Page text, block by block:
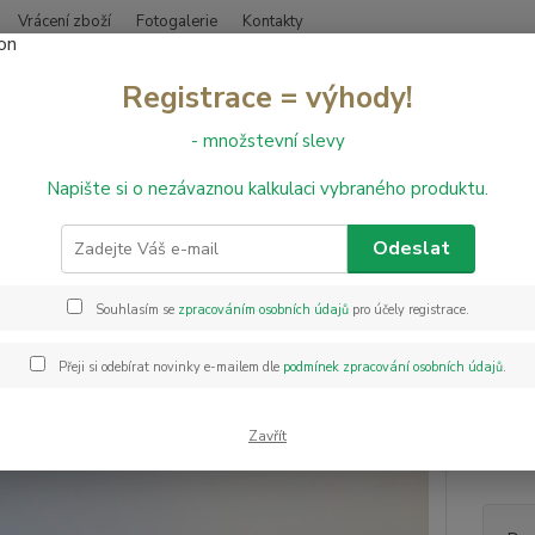
Vrácení zboží Fotogalerie Kontakty
Hledat
Obvodové lišty Obvodová lišta CUBU Flex Life 60 - 3865
lišta CUBU Flex Life 60 -
Registrace = výhody!
- množstevní slevy
Napište si o nezávaznou kalkulaci vybraného produktu.
Odeslat
Souhlasím se zpracováním osobních údajůpro účely registrace.
Přeji si odebírat novinky e-mailem dle podmínek zpracování osobních údajů.
Zavřít